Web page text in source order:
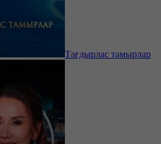
Тағдырлас тамырлар